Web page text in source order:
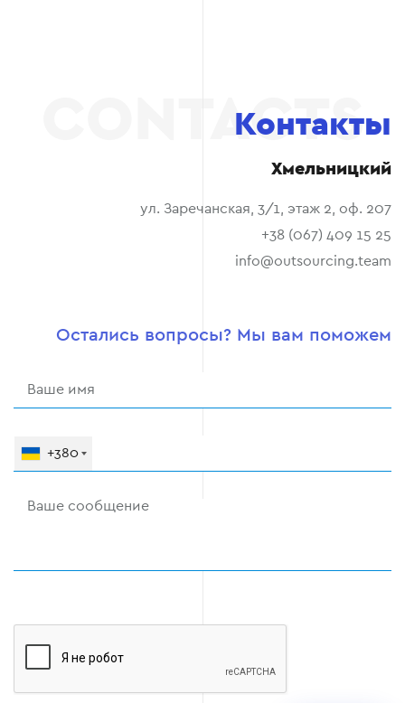
Контакты
Хмельницкий
ул. Заречанская, 3/1, этаж 2, оф. 207
+38 (067) 409 15 25
info@outsourcing.team
Остались вопросы? Мы вам поможем
+380